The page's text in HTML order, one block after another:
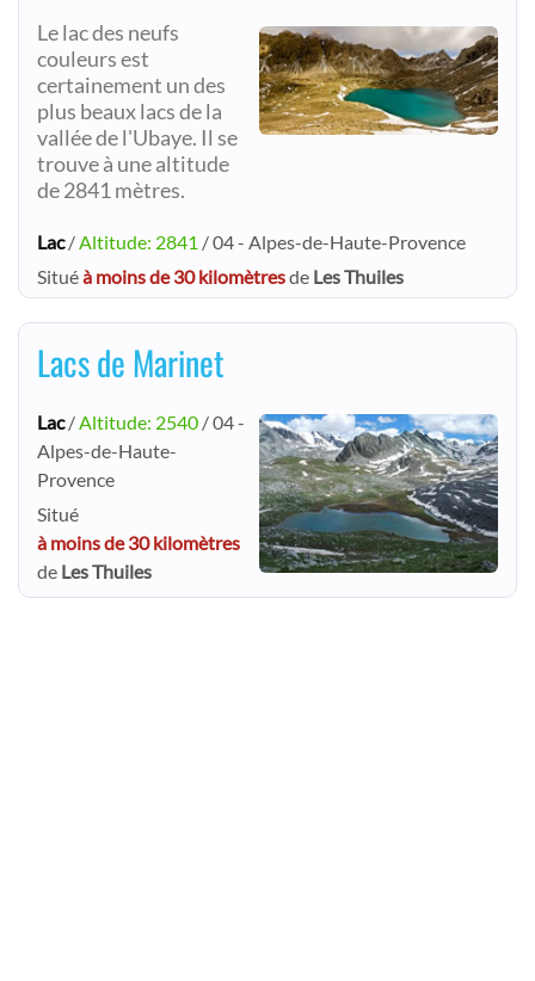
Le lac des neufs
couleurs est
certainement un des
plus beaux lacs de la
vallée de l'Ubaye. Il se
trouve à une altitude
de 2841 mètres.
Lac/ Altitude: 2841 / 04 - Alpes-de-Haute-Provence
Situéà moins de 30 kilomètresde Les Thuiles
Lacs de Marinet
Lac/ Altitude: 2540 / 04 -
Alpes-de-Haute-
Provence
Situé
à moins de 30 kilomètres
de Les Thuiles